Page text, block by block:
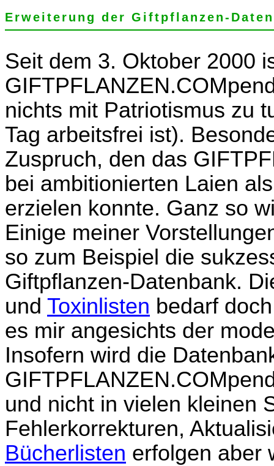
Erweiterung der Giftpflanzen-
Seit dem 3. Oktober 2000
nichts mit Patriotismus zu
Tag arbeitsfrei ist).
Zuspruch, den das
bei ambitionierten Laien
erzielen konnte. Ganz so
Einige meiner
so zum Beispiel die
Giftpflanzen-Datenbank.
und Toxinlisten bedarf
es mir angesichts der
Insofern wird die
und nicht in vielen kleinen
Fehlerkorrekturen,
Bücherlisten erfolgen aber